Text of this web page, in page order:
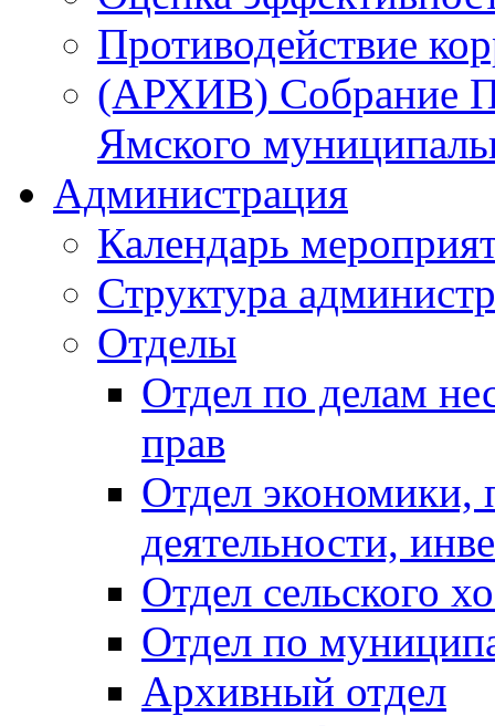
Противодействие
(АРХИВ) Собрание
Ямского
Администрация
Календарь
Структура
Отделы
Отдел по делам
прав
Отдел экономики,
деятельности,
Отдел сельского
Отдел по
Архивный отдел